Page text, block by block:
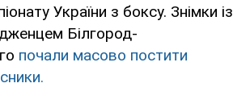
України з боксу. Знімки із
Білгород-
почали масово постити